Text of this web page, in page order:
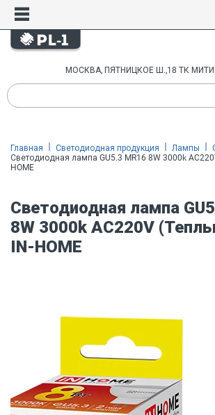
МОСКВА, ПЯТНИЦКОЕ Ш.,18 ТК
Главная Светодиодная продукция Лампы
Светодиодная лампа GU5.3 MR16 8W 3000k
HOME
Светодиодная лампа
8W 3000k AC220V
IN-HOME